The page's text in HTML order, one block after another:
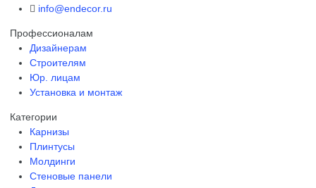
info@endecor.ru
Профессионалам
Дизайнерам
Строителям
Юр. лицам
Установка и монтаж
Категории
Карнизы
Плинтусы
Молдинги
Стеновые панели